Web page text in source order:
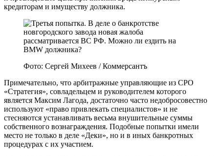
кредиторам и имуществу должника.
Фото: Сергей Михеев / Коммерсантъ
Примечательно, что арбитражные управляющие из СРО
«Стратегия», совладельцем и руководителем которого
является Максим Лагода, достаточно часто недобросовестно
используют «право привлекать специалистов» и не
стесняются устанавливать весьма внушительные суммы
собственного вознаграждения. Подобные попытки имели
место не только в деле «Деки», но и в иных банкротных
процедурах с их участием.